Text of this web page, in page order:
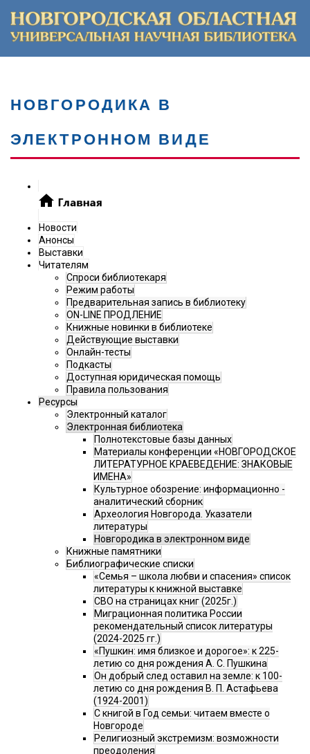
НОВГОРОДИКА В
ЭЛЕКТРОННОМ ВИДЕ
Новости
Анонсы
Выставки
Читателям
Спроси библиотекаря
Режим работы
Предварительная запись в библиотеку
ON-LINE ПРОДЛЕНИЕ
Книжные новинки в библиотеке
Действующие выставки
Онлайн-тесты
Подкасты
Доступная юридическая помощь
Правила пользования
Ресурсы
Электронный каталог
Электронная библиотека
Полнотекстовые базы данных
Материалы конференции «НОВГОРОДСКОЕ
ЛИТЕРАТУРНОЕ КРАЕВЕДЕНИЕ: ЗНАКОВЫЕ
ИМЕНА»
Культурное обозрение: информационно -
аналитический сборник
Археология Новгорода. Указатели
литературы
Новгородика в электронном виде
Книжные памятники
Библиографические списки
«Семья – школа любви и спасения» список
литературы к книжной выставке
СВО на страницах книг (2025г.)
Миграционная политика России
рекомендательный список литературы
(2024-2025 гг.)
«Пушкин: имя близкое и дорогое»: к 225-
летию со дня рождения А. С. Пушкина
Он добрый след оставил на земле: к 100-
летию со дня рождения В. П. Астафьева
(1924-2001)
С книгой в Год семьи: читаем вместе о
Новгороде
Религиозный экстремизм: возможности
преодоления